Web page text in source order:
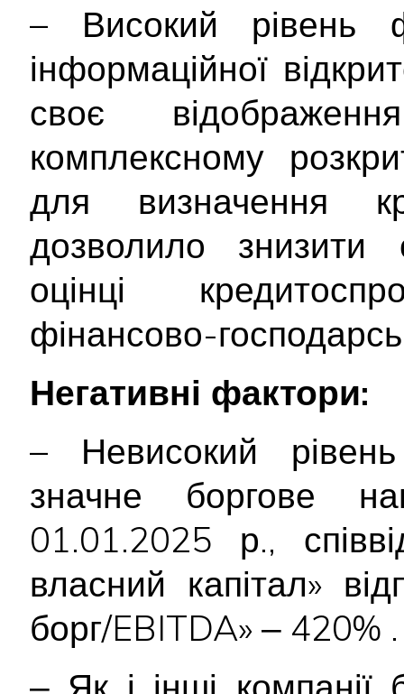
– Високий рівень
інформаційної
своє
комплексному
для визначення
дозволило знизити
оцінці
фінансово-
Негативні фактори:
– Невисокий рівень
значне боргове
01.01.2025 р.,
власний капітал»
борг/EBITDA» ‒ 420% .